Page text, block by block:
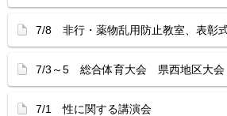
7/8 非行・薬物乱用防止教室、表彰
7/3～5 総合体育大会 県西地区大会
7/1 性に関する講演会